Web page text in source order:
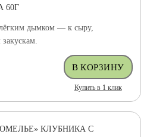
60Г
дымком — к сыру,
Купить в 1 клик
КЛУБНИКА С